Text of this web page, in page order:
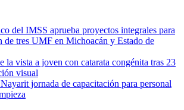
del IMSS aprueba proyectos integrales para
de tres UMF en Michoacán y Estado de
la vista a joven con catarata congénita tras 23
visual
jornada de capacitación para personal